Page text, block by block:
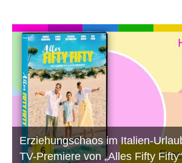
Erziehungschaos im Italien-
TV-Premiere von „Alles Fifty